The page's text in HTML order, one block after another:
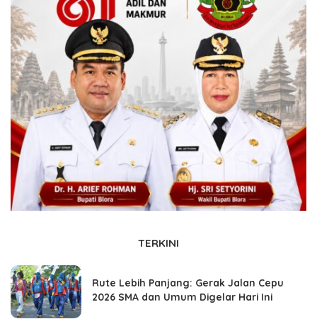
TERKINI
Rute Lebih Panjang: Gerak Jalan Cepu
2026 SMA dan Umum Digelar Hari Ini